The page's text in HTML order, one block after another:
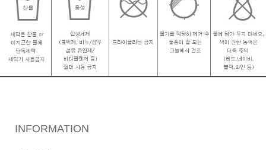
INFORMATION